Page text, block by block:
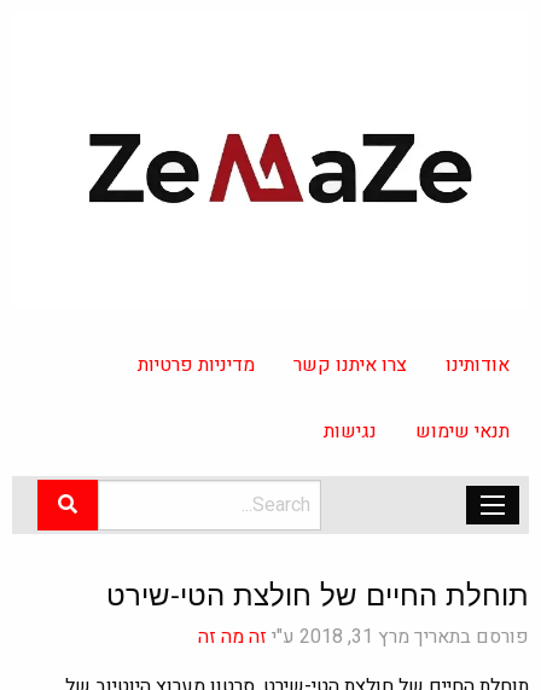
אודותינו צרו איתנו קשר מדיניות פרטיות
תנאי שימוש נגישות
תוחלת החיים של חולצת הטי-שירט
פורסם בתאריך מרץ 31, 2018 ע"י
זה מה זה